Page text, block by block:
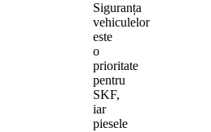
Siguranța
vehiculelor
este
o
prioritate
pentru
SKF,
iar
piesele